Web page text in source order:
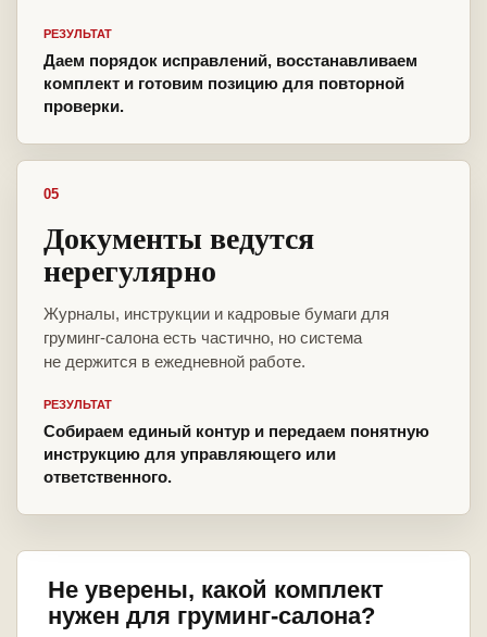
РЕЗУЛЬТАТ
Даем порядок исправлений, восстанавливаем
комплект и готовим позицию для повторной
проверки.
05
Документы ведутся
нерегулярно
Журналы, инструкции и кадровые бумаги для
груминг-салона есть частично, но система
не держится в ежедневной работе.
РЕЗУЛЬТАТ
Собираем единый контур и передаем понятную
инструкцию для управляющего или
ответственного.
Не уверены, какой комплект
нужен для груминг-салона?